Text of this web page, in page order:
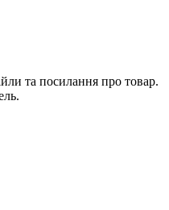
та посилання про товар.